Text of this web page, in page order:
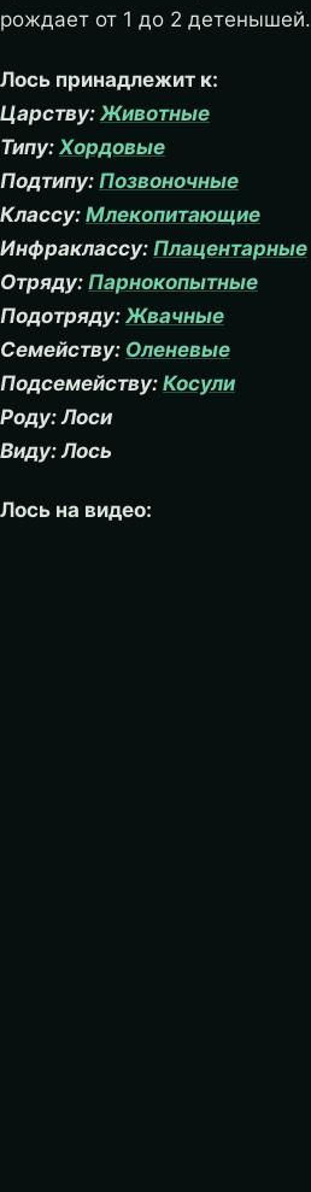
рождает от 1 до 2 детенышей.
Лось принадлежит к:
Царству: Животные
Типу: Хордовые
Подтипу: Позвоночные
Классу: Млекопитающие
Инфраклассу: Плацентарные
Отряду: Парнокопытные
Подотряду: Жвачные
Семейству: Оленевые
Подсемейству: Косули
Роду: Лоси
Виду: Лось
Лось на видео: